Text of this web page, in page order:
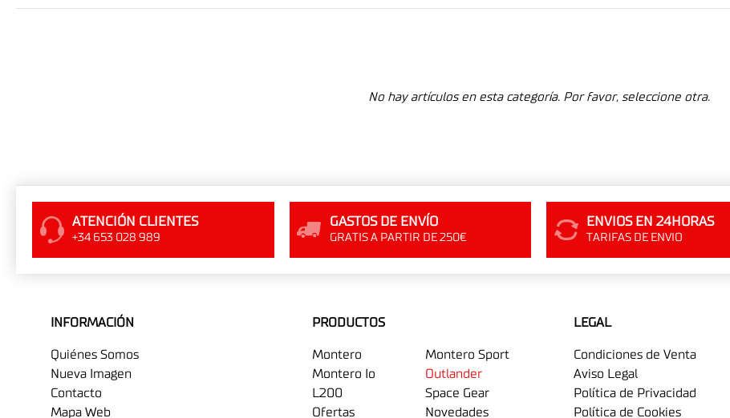
No hay artículos en esta categoría. Por favor, seleccione otra.
ATENCIÓN CLIENTES
+34 653 028 989
GASTOS DE ENVÍO
GRATIS A PARTIR DE 250€
ENVIOS EN 24HORAS
TARIFAS DE ENVIO
INFORMACIÓN
Quiénes Somos
Nueva Imagen
Contacto
Mapa Web
PRODUCTOS
Montero
Montero Sport
Montero Io
Outlander
L200
Space Gear
Ofertas
Novedades
LEGAL
Condiciones de Venta
Aviso Legal
Política de Privacidad
Política de Cookies